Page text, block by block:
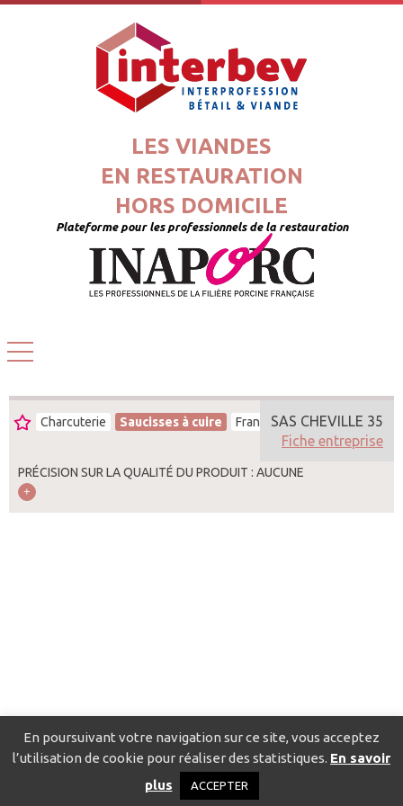
LES VIANDES
EN RESTAURATION
HORS DOMICILE
Plateforme pour les professionnels de la restauration
Charcuterie Saucisses à cuire France
PRÉCISION SUR LA QUALITÉ DU PRODUIT : AUCUNE
SAS CHEVILLE 35
Fiche entreprise
Catalogue pour localiser les fournisseurs
Politique de confidentialité
En poursuivant votre navigation sur ce site, vous acceptez
l’utilisation de cookie pour réaliser des statistiques. En savoir
plus
ACCEPTER